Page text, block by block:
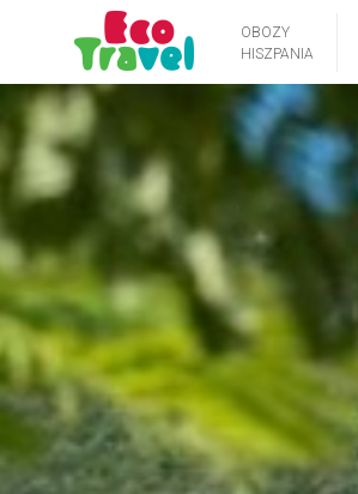
OBOZY
HISZPANIA